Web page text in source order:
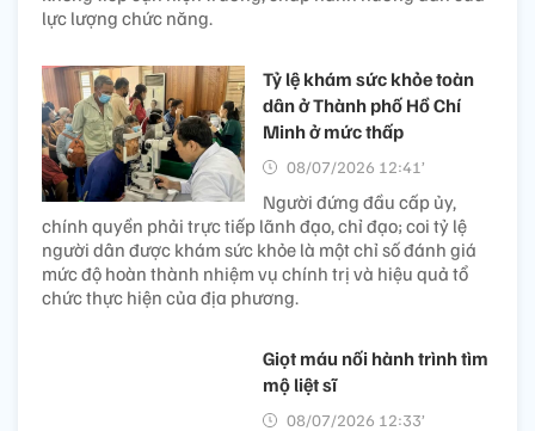
lực lượng chức năng.
Tỷ lệ khám sức khỏe toàn
dân ở Thành phố Hồ Chí
Minh ở mức thấp​
08/07/2026 12:41’
Người đứng đầu cấp ủy,
chính quyền phải trực tiếp lãnh đạo, chỉ đạo; coi tỷ lệ
người dân được khám sức khỏe là một chỉ số đánh giá
mức độ hoàn thành nhiệm vụ chính trị và hiệu quả tổ
chức thực hiện của địa phương.
Giọt máu nối hành trình tìm
mộ liệt sĩ
08/07/2026 12:33’